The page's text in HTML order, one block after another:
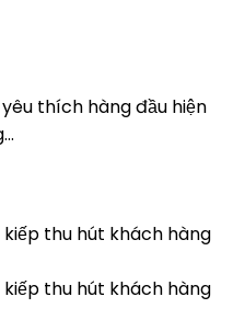
thích hàng đầu hiện